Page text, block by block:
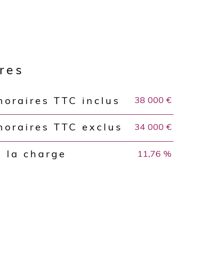
TTC inclus 38 000 €
TTC exclus 34 000 €
la charge 11,76 %